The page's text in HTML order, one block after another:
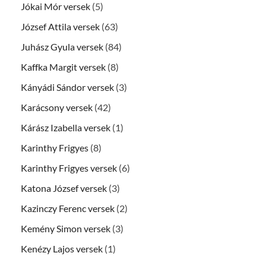
Jókai Mór versek (5)
József Attila versek (63)
Juhász Gyula versek (84)
Kaffka Margit versek (8)
Kányádi Sándor versek (3)
Karácsony versek (42)
Kárász Izabella versek (1)
Karinthy Frigyes (8)
Karinthy Frigyes versek (6)
Katona József versek (3)
Kazinczy Ferenc versek (2)
Kemény Simon versek (3)
Kenézy Lajos versek (1)